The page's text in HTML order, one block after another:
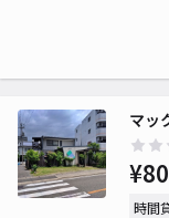
マッ
時間